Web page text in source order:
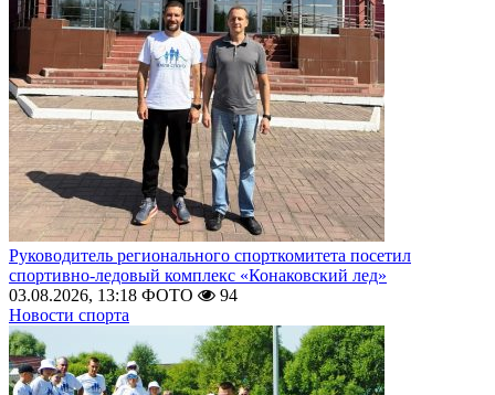
Руководитель регионального спорткомитета посетил
спортивно-ледовый комплекс «Конаковский лед»
03.08.2026, 13:18 ФОТО
94
Новости спорта